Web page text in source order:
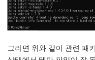
그러면 위와 같이 관련 패